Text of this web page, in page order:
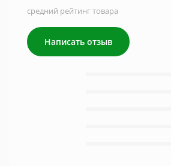
средний рейтинг товара
Написать отзыв